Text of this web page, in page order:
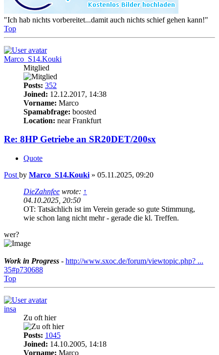
"Ich hab nichts vorbereitet...damit auch nichts schief gehen kann!"
Top
Marco_S14.Kouki
Mitglied
Posts: 352
Joined: 12.12.2017, 14:38
Vorname: Marco
Spamabfrage: boosted
Location: near Frankfurt
Re: 8HP Getriebe an SR20DET/200sx
Quote
Post by Marco_S14.Kouki » 05.11.2025, 09:20
DieZahnfee wrote: ↑
04.10.2025, 20:50
OT: Tatsächlich ist im Verein gerade so gute Stimmung,
wie schon lang nicht mehr - gerade die kl. Treffen.
wer?
Work in Progress - http://www.sxoc.de/forum/viewtopic.php? ...
35#p730688
Top
insa
Zu oft hier
Posts: 1045
Joined: 14.10.2005, 14:18
Vorname: Marco